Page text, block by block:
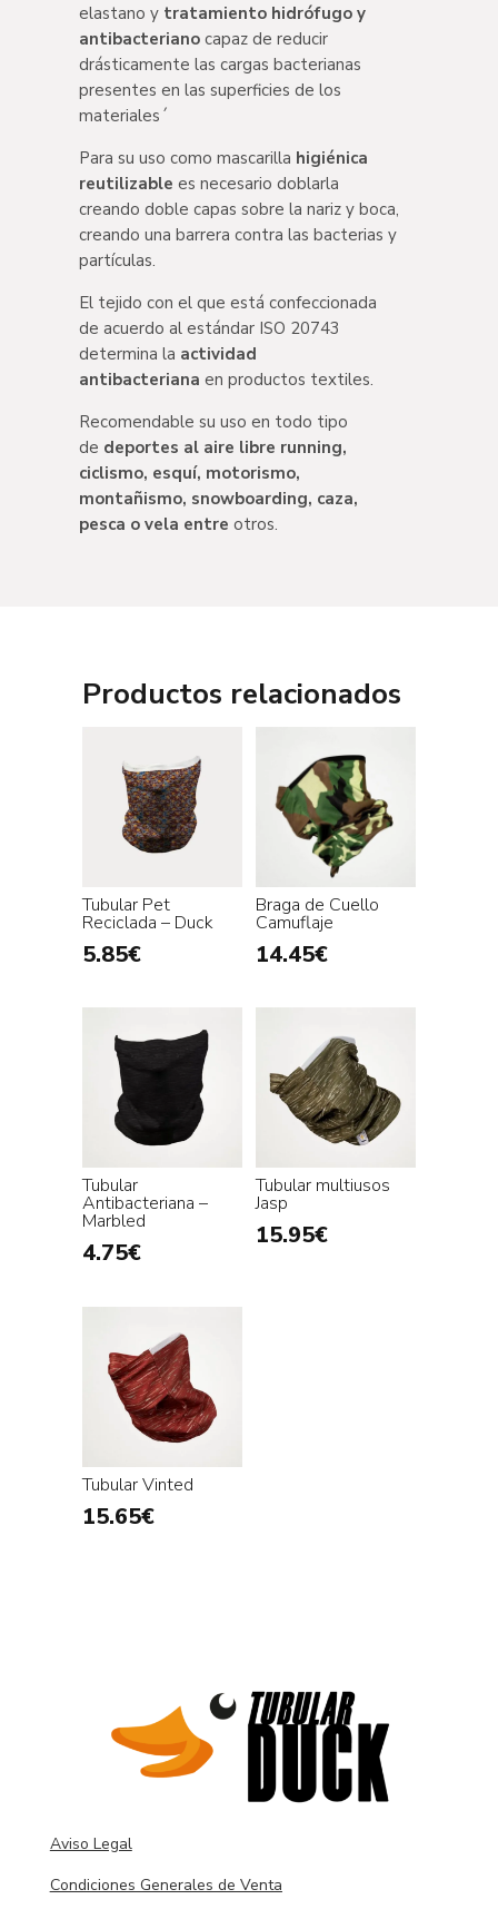
elastano y tratamiento hidrófugo y
antibacteriano capaz de reducir
drásticamente las cargas bacterianas
presentes en las superficies de los
materiales´
Para su uso como mascarilla higiénica
reutilizable es necesario doblarla
creando doble capas sobre la nariz y boca,
creando una barrera contra las bacterias y
partículas.
El tejido con el que está confeccionada
de acuerdo al estándar ISO 20743
determina la actividad
antibacteriana en productos textiles.
Recomendable su uso en todo tipo
de deportes al aire libre running,
ciclismo, esquí, motorismo,
montañismo, snowboarding, caza,
pesca o vela entre otros.
Productos relacionados
Tubular Pet
Reciclada – Duck
5.85€
Braga de Cuello
Camuflaje
14.45€
Tubular
Antibacteriana –
Marbled
4.75€
Tubular multiusos
Jasp
15.95€
Tubular Vinted
15.65€
Aviso Legal
Condiciones Generales de Venta